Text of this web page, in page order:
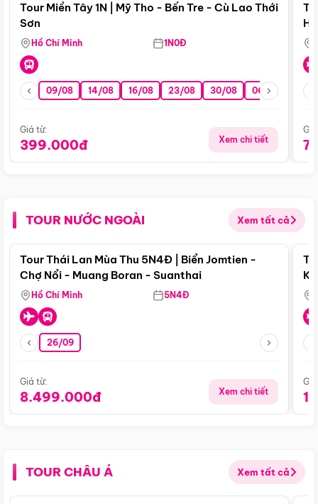
Tour Miền Tây 1N | Mỹ Tho - Bến Tre - Cù Lao Thới
Sơn
Hồ Chí Minh 1N0Đ
09/08 14/08 16/08 23/08 30/08 06/09 13/09
Giá từ:
399.000đ Xem chi tiết
TOUR NƯỚC NGOÀI Xem tất cả
Điểm nổi bật
Tour Thái Lan Mùa Thu 5N4Đ | Biển Jomtien -
Chợ Nổi - Muang Boran - Suanthai
Hồ Chí Minh 5N4Đ
26/09
Giá từ:
8.499.000đ Xem chi tiết
TOUR CHÂU Á Xem tất cả
Điểm nổi bật